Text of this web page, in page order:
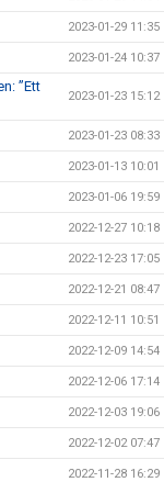
2023-01-29 11:35
2023-01-24 10:37
”Ett
2023-01-23 15:12
2023-01-23 08:33
2023-01-13 10:01
2023-01-06 19:59
2022-12-27 10:18
2022-12-23 17:05
2022-12-21 08:47
2022-12-11 10:51
2022-12-09 14:54
2022-12-06 17:14
2022-12-03 19:06
2022-12-02 07:47
2022-11-28 16:29